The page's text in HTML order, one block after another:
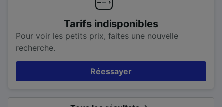
Tarifs indisponibles
Pour voir les petits prix, faites une nouvelle
recherche.
Réessayer